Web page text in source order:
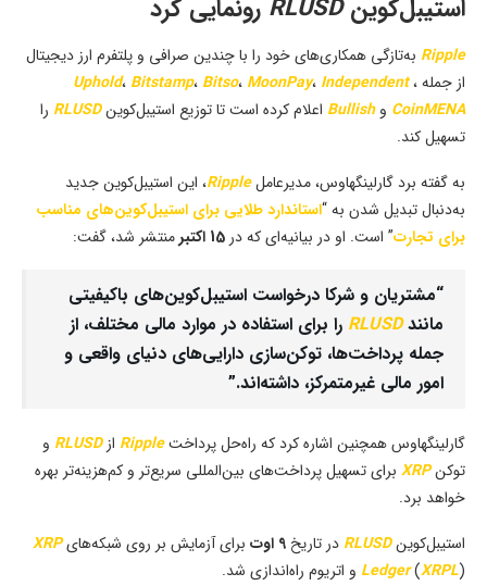
استیبل‌کوینRLUSD رونمایی کرد
Ripple به‌تازگی همکاری‌های خود را با چندین صرافی و پلتفرم ارز دیجیتال
از جمله
Uphold، Bitstamp، Bitso، MoonPay، Independent،
CoinMENA وBullish اعلام کرده است تا توزیع استیبل‌کوینRLUSD را
تسهیل کند.
به گفته برد گارلینگهاوس، مدیرعاملRipple، این استیبل‌کوین جدید
به‌دنبال تبدیل شدن به “استاندارد طلایی برای استیبل‌کوین‌های مناسب
برای تجارت” است. او در بیانیه‌ای که در 15 اکتبر منتشر شد، گفت:
“مشتریان و شرکا درخواست استیبل‌کوین‌های باکیفیتی
مانندRLUSD را برای استفاده در موارد مالی مختلف، از
جمله پرداخت‌ها، توکن‌سازی دارایی‌های دنیای واقعی و
امور مالی غیرمتمرکز، داشته‌اند.”
گارلینگهاوس همچنین اشاره کرد که راه‌حل پرداختRipple ازRLUSD و
توکنXRP برای تسهیل پرداخت‌های بین‌المللی سریع‌تر و کم‌هزینه‌تر بهره
خواهد برد.
استیبل‌کوینRLUSD در تاریخ 9 اوت برای آزمایش بر روی شبکه‌هایXRP
Ledger(XRPL) و اتریوم راه‌اندازی شد.